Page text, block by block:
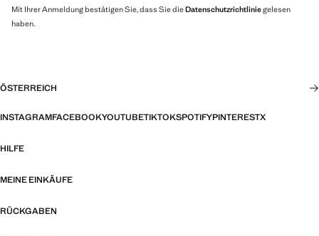
Mit Ihrer Anmeldung bestätigen Sie, dass Sie dieDatenschutzrichtliniegelesen
haben.
ÖSTERREICH
INSTAGRAMFACEBOOKYOUTUBETIKTOKSPOTIFYPINTERESTX
HILFE
MEINE EINKÄUFE
RÜCKGABEN